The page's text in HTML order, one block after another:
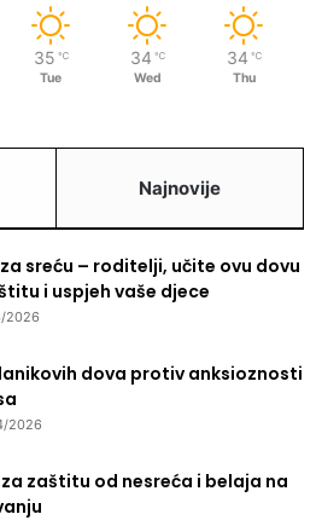
35 ℃
Tue
34 ℃
Wed
34 ℃
Thu
Najnovije
sreću – roditelji, učite ovu dovu
i uspjeh vaše djece
2026
dova protiv anksioznosti
2026
zaštitu od nesreća i belaja na